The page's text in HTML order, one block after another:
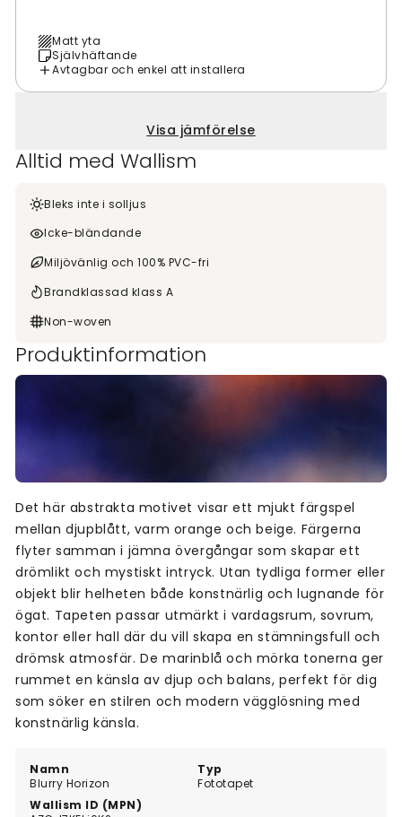
Matt yta
Självhäftande
Avtagbar och enkel att installera
Visa jämförelse
Alltid med Wallism
Bleks inte i solljus
Icke-bländande
Miljövänlig och 100% PVC-fri
Brandklassad klass A
Non-woven
Produktinformation
Namn
Blurry Horizon
Typ
Fototapet
Wallism ID (MPN)
Det här abstrakta motivet visar ett mjukt färgspel
mellan djupblått, varm orange och beige. Färgerna
flyter samman i jämna övergångar som skapar ett
drömlikt och mystiskt intryck. Utan tydliga former eller
objekt blir helheten både konstnärlig och lugnande för
ögat. Tapeten passar utmärkt i vardagsrum, sovrum,
kontor eller hall där du vill skapa en stämningsfull och
drömsk atmosfär. De marinblå och mörka tonerna ger
rummet en känsla av djup och balans, perfekt för dig
som söker en stilren och modern vägglösning med
konstnärlig känsla.